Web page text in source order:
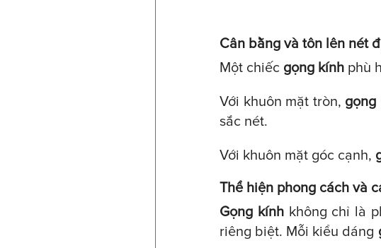
Cân bằng và tôn lên nét
Một chiếc gọng kính phù
Với khuôn mặt tròn, gọng
sắc nét.
Với khuôn mặt góc cạnh,
Thể hiện phong cách và
Gọng kính không chỉ là
riêng biệt. Mỗi kiểu dáng